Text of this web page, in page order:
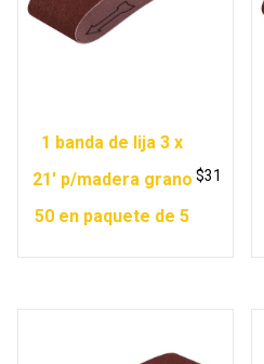
1 banda de lija 3 x
21′ p/madera grano
50 en paquete de 5
$31